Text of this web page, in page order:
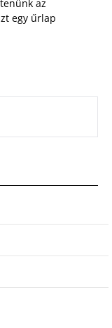
az
egy űrlap